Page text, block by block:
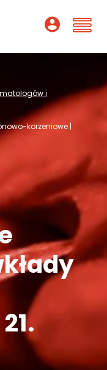
i
korzeniowe |